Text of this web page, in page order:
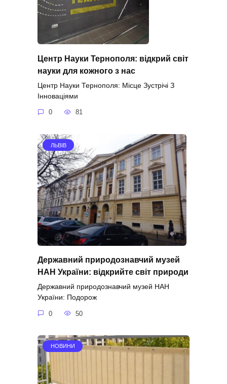
Центр Науки Тернополя: відкрий світ
науки для кожного з нас
Центр Науки Тернополя: Місце Зустрічі З
Інноваціями
0 81
ЛЬВІВ
Державний природознавчий музей
НАН України: відкрийте світ природи
Державний природознавчий музей НАН
України: Подорож
0 50
НОВИНИ